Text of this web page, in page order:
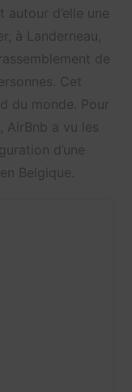
d’elle une
à Landerneau,
de
Cet
du monde. Pour
a vu les
d’une
Belgique.